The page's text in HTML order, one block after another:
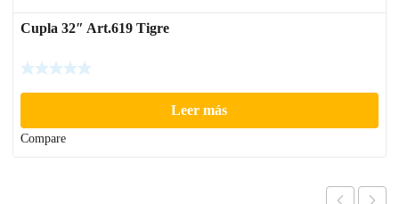
Cupla 32″ Art.619 Tigre
Leer más
Compare